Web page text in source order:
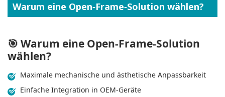
Warum eine Open‑Frame‑Solution wählen?
🎯 Warum eine Open‑Frame‑Solution
wählen?
Maximale mechanische und ästhetische Anpassbarkeit
Einfache Integration in OEM‑Geräte